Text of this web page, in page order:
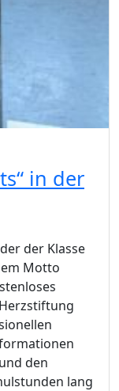
in der
der Klasse
Motto
den
lang